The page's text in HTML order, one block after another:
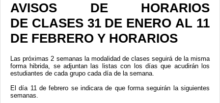
Difusión
Contacto
AVISOS DE HORARIOS
DE CLASES 31 DE ENERO AL 11
DE FEBRERO Y HORARIOS
Las próximas 2 semanas la modalidad de clases seguirá de la misma
forma hibrida, se adjuntan las listas con los días que acudirán los
estudiantes de cada grupo cada día de la semana.
El día 11 de febrero se indicara de que forma seguirán la siguientes
semanas.